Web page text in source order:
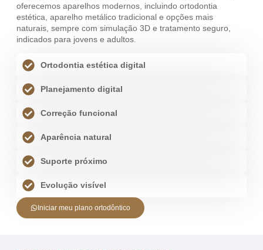
oferecemos aparelhos modernos, incluindo ortodontia
estética, aparelho metálico tradicional e opções mais
naturais, sempre com simulação 3D e tratamento seguro,
indicados para jovens e adultos.
Ortodontia estética digital
Planejamento digital
Correção funcional
Aparência natural
Suporte próximo
Evolução visível
Iniciar meu plano ortodôntico